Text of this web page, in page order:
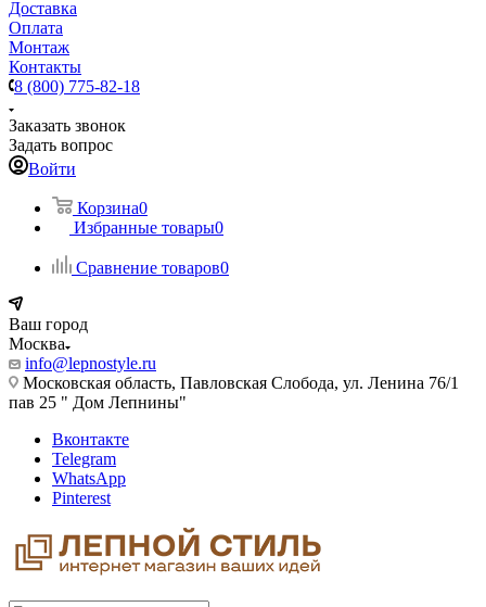
Доставка
Оплата
Монтаж
Контакты
8 (800) 775-82-18
Заказать звонок
Задать вопрос
Войти
Корзина0
Избранные товары0
Сравнение товаров0
Ваш город
Москва
info@lepnostyle.ru
Московская область, Павловская Слобода, ул. Ленина 76/1
пав 25 " Дом Лепнины"
Вконтакте
Telegram
WhatsApp
Pinterest